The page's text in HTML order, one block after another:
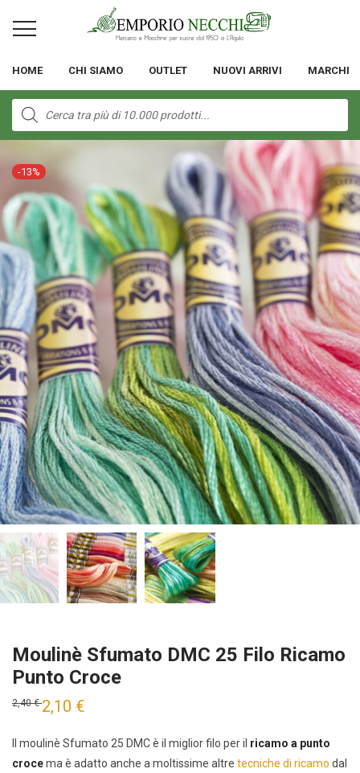
HOME CHI SIAMO OUTLET NUOVI ARRIVI MARCHI
Products
search
-13%
Moulinè Sfumato DMC 25 Filo Ricamo
Punto Croce
2,40€ 2,10 €
Il moulinè Sfumato 25 DMC è il miglior filo per il ricamo a punto
crocema è adatto anche a moltissime altre tecniche di ricamo dal